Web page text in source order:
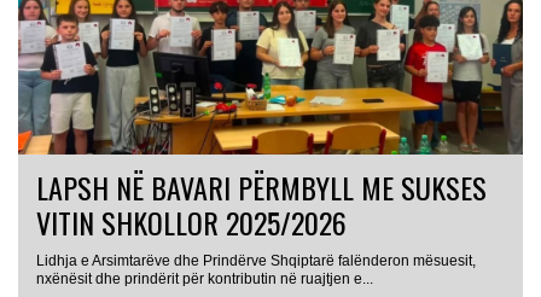
LAPSH NË BAVARI PËRMBYLL ME SUKSES
VITIN SHKOLLOR 2025/2026
Lidhja e Arsimtarëve dhe Prindërve Shqiptarë falënderon mësuesit,
nxënësit dhe prindërit për kontributin në ruajtjen e...